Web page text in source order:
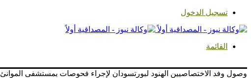
تسجيل الدخول
القائمة
وصول وفد الاختصاصيين الهنود لبورتسودان لإجراء فحوصات بمستشفى الموانئ